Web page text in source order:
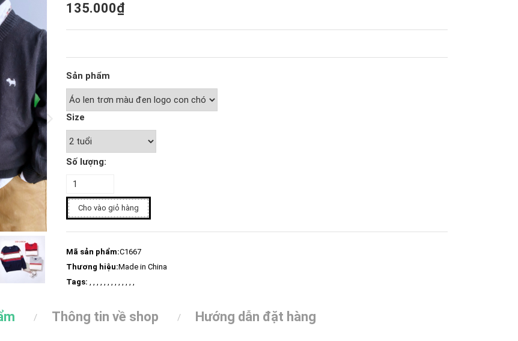
135.000₫
Sản phẩm
Size
Số lượng:
Cho vào giỏ hàng
Mã sản phẩm:C1667
Thương hiệu:Made in China
Tags: , , , , , , , , , , , , ,
Thông tin về shop Hướng dẫn đặt hàng